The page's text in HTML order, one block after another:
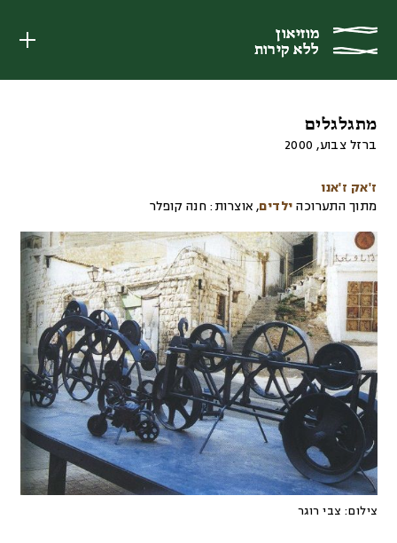
מוזיאון
ללא קירות
מוזיאון
ללא קירות
מתגלגלים
ברזל צבוע,
2000
ז'אק ז'אנו
מתוך התערוכה ילדים, אוצרות: חנה קופלר
צילום: צבי רוגר